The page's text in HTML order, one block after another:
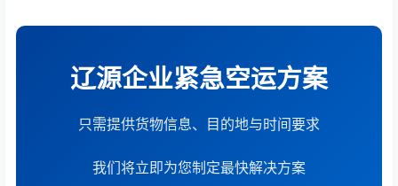
辽源企业紧急空运方案
只需提供货物信息、目的地与时间要求
我们将立即为您制定最快解决方案